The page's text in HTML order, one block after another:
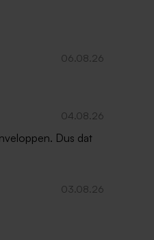
06.08.26
04.08.26
Dus dat
03.08.26